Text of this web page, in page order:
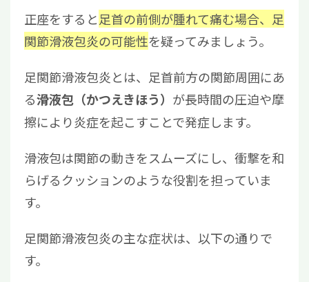
正座をすると足首の前側が腫れて痛む場合、足
関節滑液包炎の可能性を疑ってみましょう。
足関節滑液包炎とは、足首前方の関節周囲にあ
る滑液包（かつえきほう） が長時間の圧迫や摩
擦により炎症を起こすことで発症します。
滑液包は関節の動きをスムーズにし、衝撃を和
らげるクッションのような役割を担っていま
す。
足関節滑液包炎の主な症状は、以下の通りで
す。